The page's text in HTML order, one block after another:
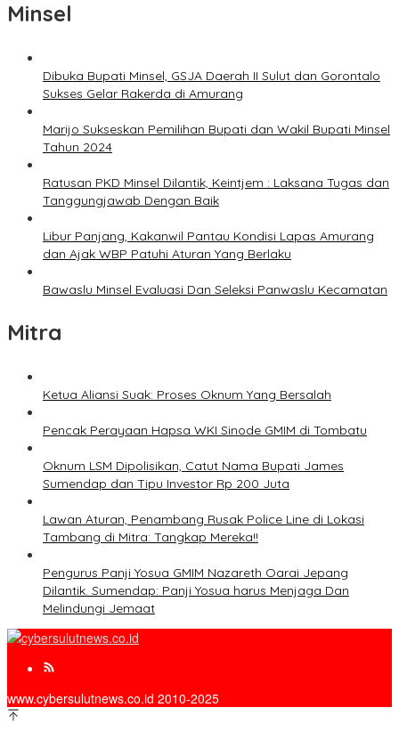
Minsel
Dibuka Bupati Minsel, GSJA Daerah II Sulut dan Gorontalo
Sukses Gelar Rakerda di Amurang
Marijo Sukseskan Pemilihan Bupati dan Wakil Bupati Minsel
Tahun 2024
Ratusan PKD Minsel Dilantik, Keintjem : Laksana Tugas dan
Tanggungjawab Dengan Baik
Libur Panjang, Kakanwil Pantau Kondisi Lapas Amurang
dan Ajak WBP Patuhi Aturan Yang Berlaku
Bawaslu Minsel Evaluasi Dan Seleksi Panwaslu Kecamatan
Mitra
Ketua Aliansi Suak: Proses Oknum Yang Bersalah
Pencak Perayaan Hapsa WKI Sinode GMIM di Tombatu
Oknum LSM Dipolisikan, Catut Nama Bupati James
Sumendap dan Tipu Investor Rp 200 Juta
Lawan Aturan, Penambang Rusak Police Line di Lokasi
Tambang di Mitra: Tangkap Mereka!!
Pengurus Panji Yosua GMIM Nazareth Oarai Jepang
Dilantik. Sumendap: Panji Yosua harus Menjaga Dan
Melindungi Jemaat
www.cybersulutnews.co.id 2010-2025